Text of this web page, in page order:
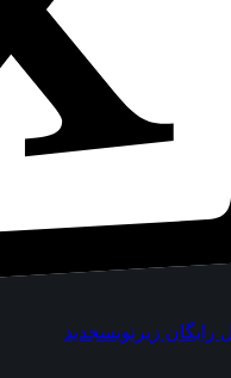
جدید